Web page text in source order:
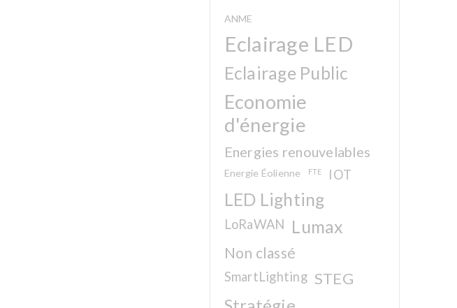
ANME
Eclairage LED
Eclairage Public
Economie
d'énergie
Energies renouvelables
Energie Éolienne FTE IOT
LED Lighting
LoRaWAN Lumax
Non classé
SmartLighting STEG